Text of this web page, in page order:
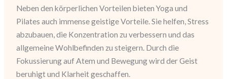
Neben den körperlichen Vorteilen bieten Yoga und
Pilates auch immense geistige Vorteile. Sie helfen, Stress
abzubauen, die Konzentration zu verbessern und das
allgemeine Wohlbefinden zu steigern. Durch die
Fokussierung auf Atem und Bewegung wird der Geist
beruhigt und Klarheit geschaffen.